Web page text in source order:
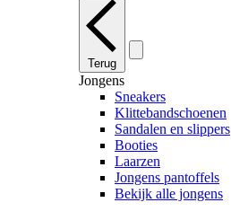
Terug
Jongens
Sneakers
Klittebandschoenen
Sandalen en slippers
Booties
Laarzen
Jongens pantoffels
Bekijk alle jongens